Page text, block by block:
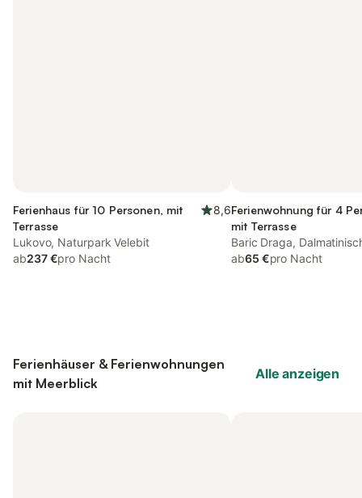
Ferienhaus für 10 Personen, mit
Terrasse
8,6
Lukovo, Naturpark Velebit
ab237 €pro Nacht
Ferienwohnung für 4
mit Terrasse
Baric Draga,
ab65 €pro Nacht
Ferienhäuser & Ferienwohnungen
mit Meerblick
Alle anzeigen